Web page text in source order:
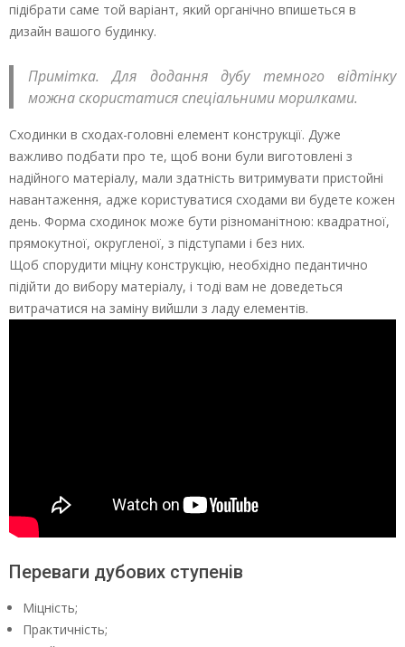
підібрати саме той варіант, який органічно впишеться в
дизайн вашого будинку.
Примітка. Для додання дубу темного відтінку
можна скористатися спеціальними морилками.
Сходинки в сходах-головні елемент конструкції. Дуже
важливо подбати про те, щоб вони були виготовлені з
надійного матеріалу, мали здатність витримувати пристойні
навантаження, адже користуватися сходами ви будете кожен
день. Форма сходинок може бути різноманітною: квадратної,
прямокутної, округленої, з підступами і без них.
Щоб спорудити міцну конструкцію, необхідно педантично
підійти до вибору матеріалу, і тоді вам не доведеться
витрачатися на заміну вийшли з ладу елементів.
Переваги дубових ступенів
Міцність;
Практичність;